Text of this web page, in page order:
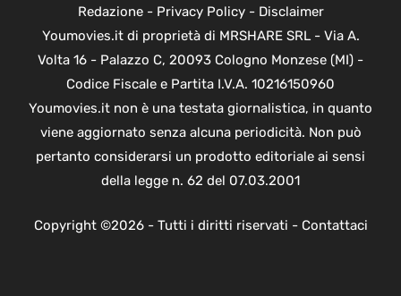
Redazione- Privacy Policy- Disclaimer
Youmovies.it di proprietà di MRSHARE SRL - Via A.
Volta 16 - Palazzo C, 20093 Cologno Monzese (MI) -
Codice Fiscale e Partita I.V.A. 10216150960
Youmovies.it non è una testata giornalistica, in quanto
viene aggiornato senza alcuna periodicità. Non può
pertanto considerarsi un prodotto editoriale ai sensi
della legge n. 62 del 07.03.2001
Copyright ©2026 - Tutti i diritti riservati - Contattaci